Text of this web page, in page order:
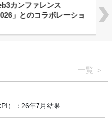
カンファレンス
」とのコラボレーショ
一覧
）：26年7月結果